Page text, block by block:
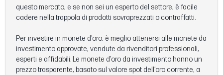
questo mercato, e se non sei un esperto del settore, è facile
cadere nella trappola di prodotti sovraprezzati o contraffatti.
Per investire in monete d’oro, è meglio attenersi alle monete da
investimento approvate, vendute da rivenditori professionali,
esperti e affidabili. Le monete d’oro da investimento hanno un
prezzo trasparente, basato sul valore spot dell’oro corrente, a